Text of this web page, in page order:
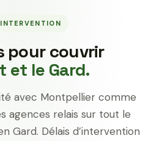
pour couvrir
et le Gard.
avec Montpellier comme
agences relais sur tout le
Gard. Délais d’intervention